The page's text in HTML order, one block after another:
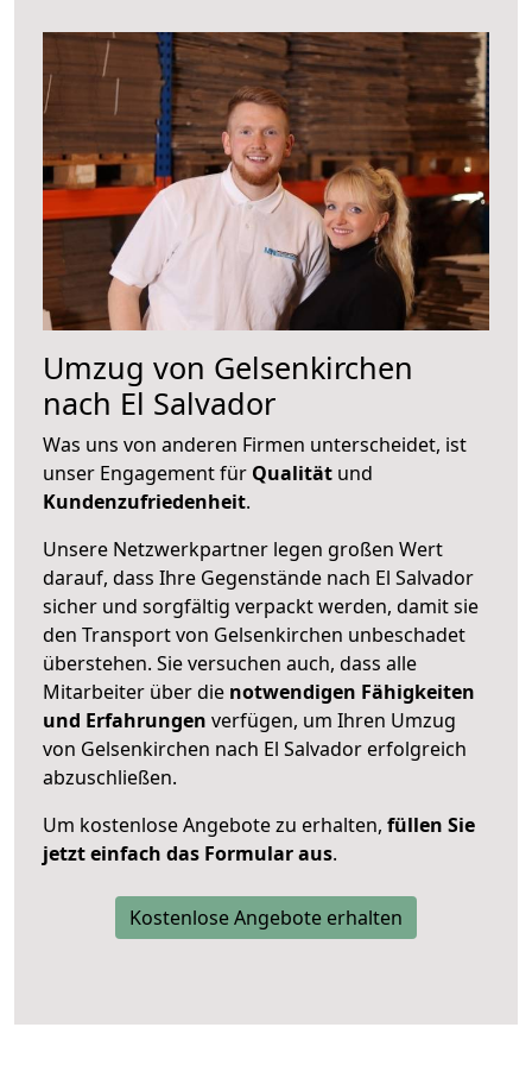
Umzug von Gelsenkirchen
nach El Salvador
Was uns von anderen Firmen unterscheidet, ist
unser Engagement für Qualität und
Kundenzufriedenheit.
Unsere Netzwerkpartner legen großen Wert
darauf, dass Ihre Gegenstände nach El Salvador
sicher und sorgfältig verpackt werden, damit sie
den Transport von Gelsenkirchen unbeschadet
überstehen. Sie versuchen auch, dass alle
Mitarbeiter über die notwendigen Fähigkeiten
und Erfahrungen verfügen, um Ihren Umzug
von Gelsenkirchen nach El Salvador erfolgreich
abzuschließen.
Um kostenlose Angebote zu erhalten, füllen Sie
jetzt einfach das Formular aus.
Kostenlose Angebote erhalten